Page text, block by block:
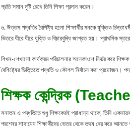
প্রতি সমান দৃষ্টি রেখে তিনি শিক্ষা প্রদান করেন।
৬. উত্তম পদ্ধতির বৈশিষ্ট্য হলো শিক্ষার্থীর মনকে যুক্তিও
ভিতরে ধীরে ধীরে যুক্তি ও বিচারবুদ্ধি জাগ্রত হয়। প্রাথমিক
শিখন-শেখানো কার্যক্রম পরিচালনার অনেকাংশে নির্ভর করে
বৈশিষ্ট্যের ভিত্তিতে পদ্ধতি ও কৌশল নির্বাচন করা প্রয়োজন।
শিক্ষক কেন্দ্রিক
সনাতন এ পদ্ধতিতে শুধু শিক্ষকেরই প্রাধান্য থাকে, তিনি
প্রশ্নের সাহায্যে শিক্ষার্থীদের ভেতর থেকে তথ্য বের করে